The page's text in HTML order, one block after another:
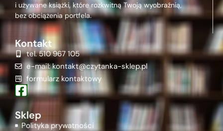
i używane książki, które rozkwitną Twoją wyobraźnią,
bez obciążenia portfela.
Kontakt
tel. 510 967 105
e-mail: kontakt@czytanka-sklep.pl
formularz kontaktowy
Sklep
Polityka prywatności